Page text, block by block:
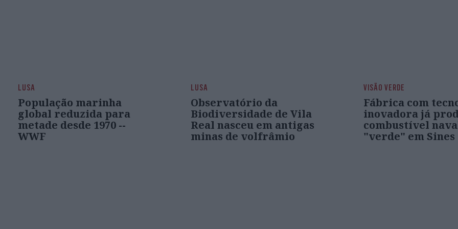
LUSA
População marinha
global reduzida para
metade desde 1970 --
WWF
LUSA
Observatório da
Biodiversidade de Vila
Real nasceu em antigas
minas de volfrâmio
VISÃO VERDE
Fábrica com
inovadora já
combustível
"verde" em Sines